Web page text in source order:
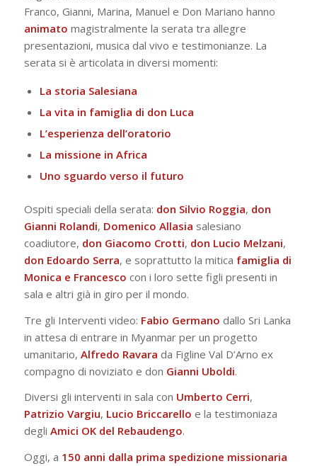
Franco, Gianni, Marina, Manuel e Don Mariano hanno
animato magistralmente la serata tra allegre
presentazioni, musica dal vivo e testimonianze. La
serata si è articolata in diversi momenti:
La storia Salesiana
La vita in famiglia di don Luca
L’esperienza dell’oratorio
La missione in Africa
Uno sguardo verso il futuro
Ospiti speciali della serata: don Silvio Roggia, don
Gianni Rolandi, Domenico Allasia salesiano
coadiutore, don Giacomo Crotti, don Lucio Melzani,
don Edoardo Serra, e soprattutto la mitica famiglia di
Monica e Francesco con i loro sette figli presenti in
sala e altri già in giro per il mondo.
Tre gli Interventi video: Fabio Germano dallo Sri Lanka
in attesa di entrare in Myanmar per un progetto
umanitario, Alfredo Ravara da Figline Val D’Arno ex
compagno di noviziato e don Gianni Uboldi.
Diversi gli interventi in sala con Umberto Cerri,
Patrizio Vargiu, Lucio Briccarello e la testimoniaza
degli Amici OK del Rebaudengo.
Oggi, a 150 anni dalla prima spedizione missionaria